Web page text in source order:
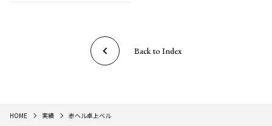
Back to Index
HOME 実績 赤ヘル卓上ベル